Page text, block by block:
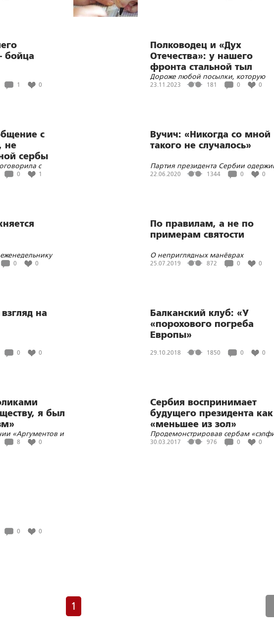
бойца
1 0
Полководец и «Дух
Отечества»: у нашего
фронта стальной тыл
Дороже любой посылки, которую
добровольцы везут в зону боевых
23.11.2023 181 0 0
с
не
сербы
с
0 1
Вучич: «Никогда со мной
такого не случалось»
Партия президента Сербии
победу на парламентских выборах,
22.06.2020 1344 0 0
0 0
По правилам, а не по
примерам святости
О неприглядных манёврах
черногорских и украинских
25.07.2019 872 0 0
на
0 0
Балканский клуб: «У
«порохового погреба
Европы»
29.10.2018 1850 0 0
я был
«Аргументов и
интервью с
8 0
Сербия воспринимает
будущего президента как
«меньшее из зол»
Продемонстрировав сербам
Путиным, Александр Вучич послал
30.03.2017 976 0 0
0 0
1